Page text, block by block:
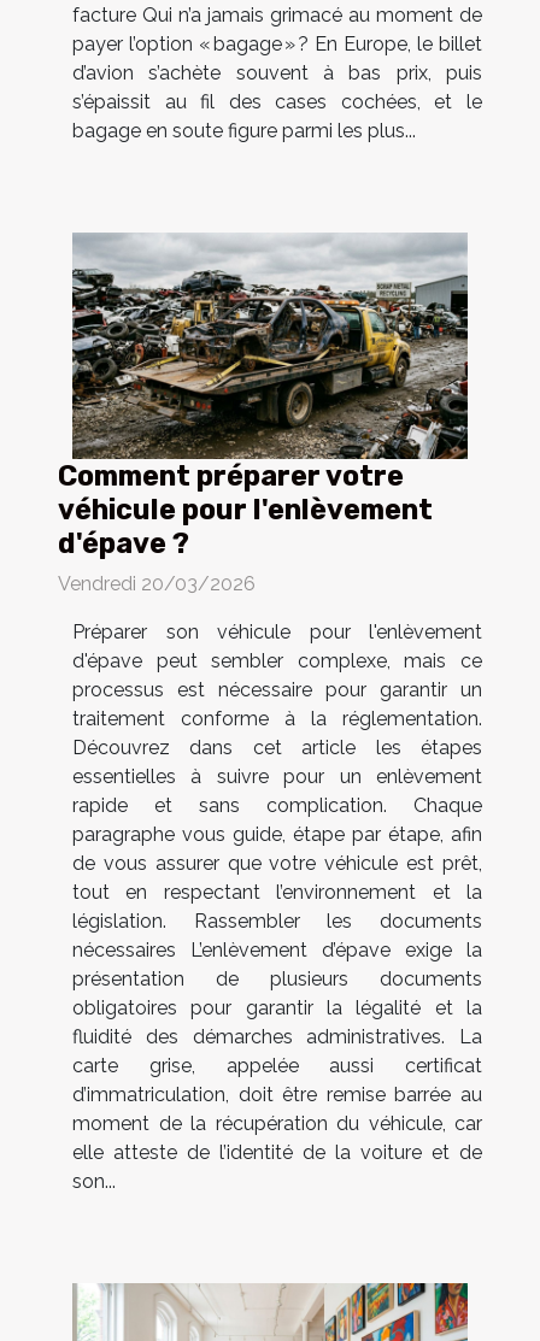
facture Qui n’a jamais grimacé au moment de
payer l’option « bagage » ? En Europe, le billet
d’avion s’achète souvent à bas prix, puis
s’épaissit au fil des cases cochées, et le
bagage en soute figure parmi les plus...
Comment préparer votre
véhicule pour l'enlèvement
d'épave ?
Vendredi 20/03/2026
Préparer son véhicule pour l'enlèvement
d'épave peut sembler complexe, mais ce
processus est nécessaire pour garantir un
traitement conforme à la réglementation.
Découvrez dans cet article les étapes
essentielles à suivre pour un enlèvement
rapide et sans complication. Chaque
paragraphe vous guide, étape par étape, afin
de vous assurer que votre véhicule est prêt,
tout en respectant l’environnement et la
législation. Rassembler les documents
nécessaires L’enlèvement d’épave exige la
présentation de plusieurs documents
obligatoires pour garantir la légalité et la
fluidité des démarches administratives. La
carte grise, appelée aussi certificat
d’immatriculation, doit être remise barrée au
moment de la récupération du véhicule, car
elle atteste de l’identité de la voiture et de
son...